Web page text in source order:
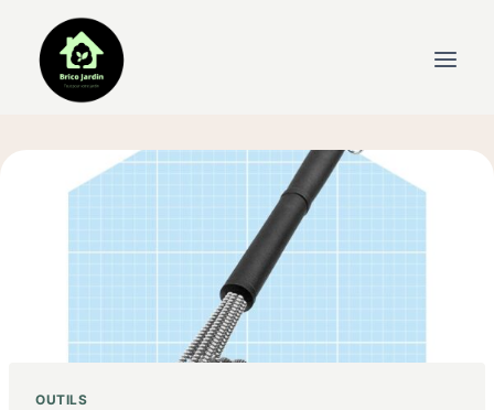
content
OUTILS